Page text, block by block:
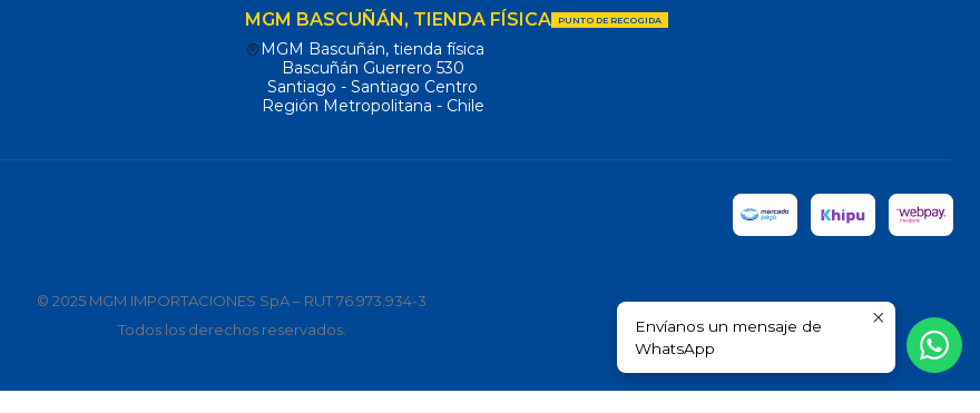
MGM BASCUÑÁN, TIENDA FÍSICA PUNTO DE RECOGIDA
MGM Bascuñán, tienda física
Bascuñán Guerrero 530
Santiago - Santiago Centro
Región Metropolitana - Chile
© 2025 MGM IMPORTACIONES SpA – RUT 76.973.934-3
Todos los derechos reservados.
Envíanos un mensaje de
WhatsApp